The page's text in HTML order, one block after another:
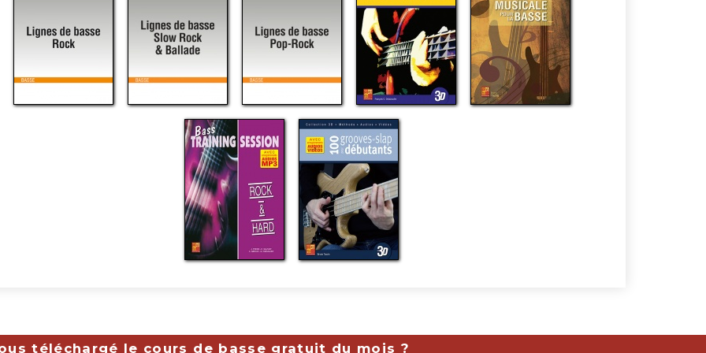
téléchargé le cours de basse gratuit du mois ?